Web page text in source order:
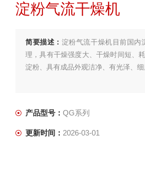
淀粉气流干燥机
简要描述： 淀粉气流干燥机目前国内
理，具有干燥强度大、干燥时间短、
淀粉、具有成品外观洁净、有光泽、
产品型号： QG系列
更新时间： 2026-03-01